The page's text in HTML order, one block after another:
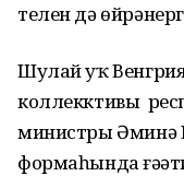
телен дә
Шулай уҡ
коллекктивы
министры Әминә
формаһында